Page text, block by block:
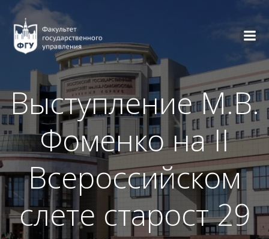
Выступление М.В.
Фоменко на II
Всероссийском
слете старост 29